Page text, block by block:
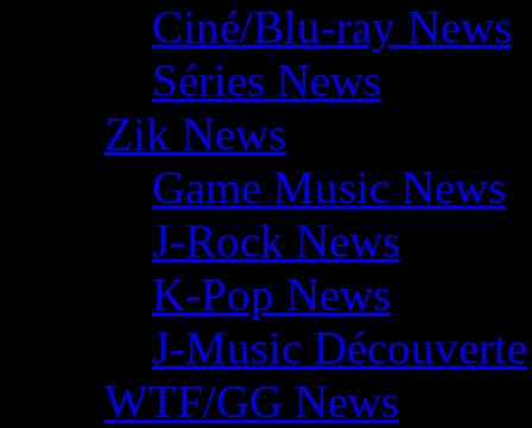
Ciné/Blu-ray News
Séries News
Zik News
Game Music News
J-Rock News
K-Pop News
J-Music Découverte
WTF/GG News